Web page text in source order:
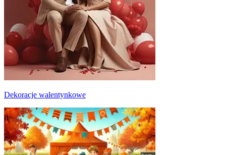
Dekoracje walentynkowe